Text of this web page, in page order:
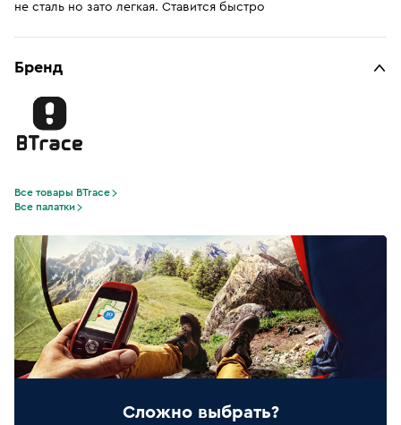
не сталь но зато легкая. Ставится быстро
Бренд
Все товары BTrace
Все палатки
Сложно выбрать?